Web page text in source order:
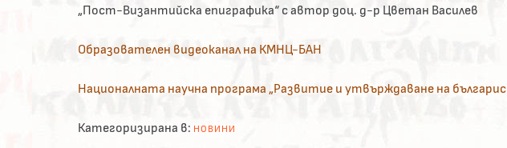
„Пост-Византийска епиграфика“ с автор доц. д-р Цветан Василев
Образователен видеоканал на КМНЦ-БАН
Националната научна програма „Развитие и утвърждаване на
Категоризирана в: НОВИНИ